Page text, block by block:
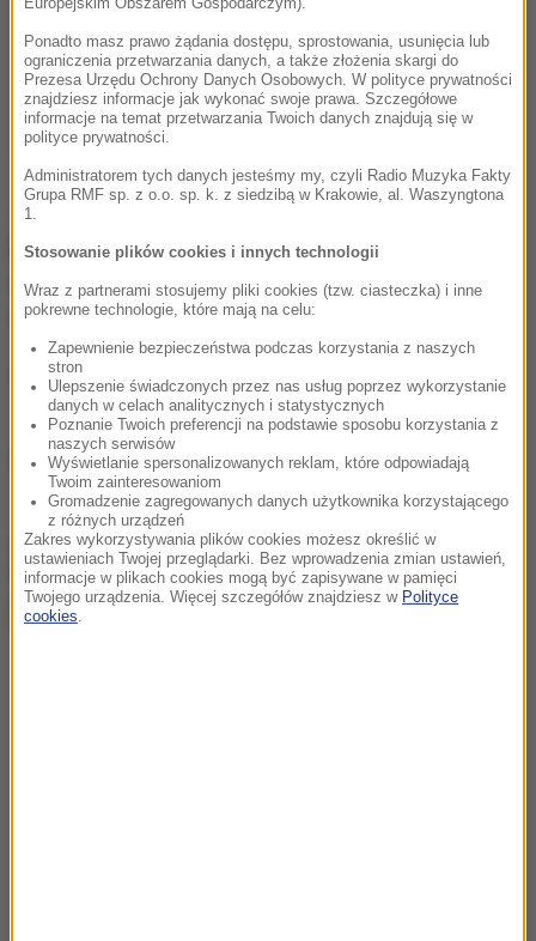
Jak powiedziała nam Izabela Leśnik z zespołu
prasowego policji w Obornikach, za nieumyślne
spowodowanie uszkodzeń ciała grozi mu do roku
więzienia.
Źródło: RMF FM
chcesz widzieć więcej artykułów od RMF24?dodaj w
Google
Ponadto masz prawo żądania dostępu, sprostowania, usunięcia lub
ograniczenia przetwarzania danych, a także złożenia skargi do
Prezesa Urzędu Ochrony Danych Osobowych. W polityce prywatności
znajdziesz informacje jak wykonać swoje prawa. Szczegółowe
informacje na temat przetwarzania Twoich danych znajdują się w
polityce prywatności.
Administratorem tych danych jesteśmy my, czyli Radio Muzyka Fakty
Grupa RMF sp. z o.o. sp. k. z siedzibą w Krakowie, al. Waszyngtona
1.
Stosowanie plików cookies i innych technologii
Wraz z partnerami stosujemy pliki cookies (tzw. ciasteczka) i inne
pokrewne technologie, które mają na celu:
Zapewnienie bezpieczeństwa podczas korzystania z naszych
stron
Ulepszenie świadczonych przez nas usług poprzez wykorzystanie
danych w celach analitycznych i statystycznych
Poznanie Twoich preferencji na podstawie sposobu korzystania z
naszych serwisów
Wyświetlanie spersonalizowanych reklam, które odpowiadają
Twoim zainteresowaniom
Gromadzenie zagregowanych danych użytkownika korzystającego
z różnych urządzeń
Zakres wykorzystywania plików cookies możesz określić w
ustawieniach Twojej przeglądarki. Bez wprowadzenia zmian ustawień,
informacje w plikach cookies mogą być zapisywane w pamięci
Twojego urządzenia. Więcej szczegółów znajdziesz w Polityce
cookies